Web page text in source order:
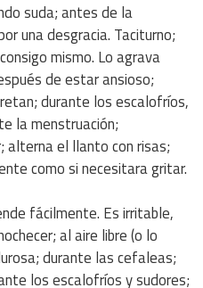
suda; antes de la
una desgracia. Taciturno;
mismo. Lo agrava
de estar ansioso;
durante los escalofríos,
la menstruación;
alterna el llanto con risas;
como si necesitara gritar.
fácilmente. Es irritable,
al aire libre (o lo
durante las cefaleas;
los escalofríos y sudores;